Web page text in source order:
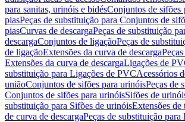
para sanitas, urinóis e bidésConjuntos de sifões
piasPeças de substituição para Conjuntos de
piasCurvas de descargaPeças de substituição
descargaConjuntos de ligaçãoPeças de
de ligaçãoExtensões da curva de descarga
Extensões da curva de descargaLigações de
substituição para Ligações de PVCAcessórios
uniãoConjuntos de sifões para urinóisPeças de
Conjuntos de sifões para urinóisSifões de
substituição para Sifões de urinóisExtensões de
de curva de descargaPeças de substituição para